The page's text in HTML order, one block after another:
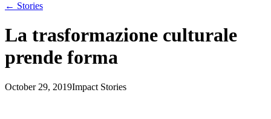
← Stories
La trasformazione culturale
prende forma
October 29, 2019Impact Stories